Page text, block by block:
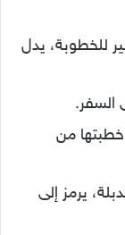
للخطوبة، يدل
السفر.
خطبتها من
يرمز إلى